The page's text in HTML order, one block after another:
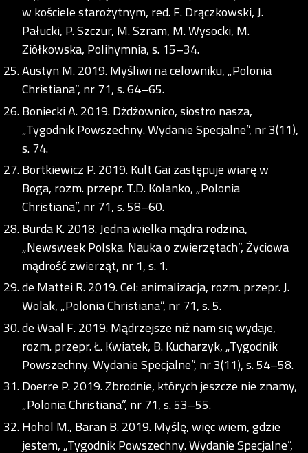
w kościele starożytnym, red. F. Drączkowski, J.
Pałucki, P. Szczur, M. Szram, M. Wysocki, M.
Ziółkowska, Polihymnia, s. 15–34.
Austyn M. 2019. Myśliwi na celowniku, „Polonia
Christiana”, nr 71, s. 64–65.
Boniecki A. 2019. Dżdżownico, siostro nasza,
„Tygodnik Powszechny. Wydanie Specjalne”, nr 3(11),
s. 74.
Bortkiewicz P. 2019. Kult Gai zastępuje wiarę w
Boga, rozm. przepr. T.D. Kolanko, „Polonia
Christiana”, nr 71, s. 58–60.
Burda K. 2018. Jedna wielka mądra rodzina,
„Newsweek Polska. Nauka o zwierzętach”, Życiowa
mądrość zwierząt, nr 1, s. 1.
de Mattei R. 2019. Cel: animalizacja, rozm. przepr. J.
Wolak, „Polonia Christiana”, nr 71, s. 5.
de Waal F. 2019. Mądrzejsze niż nam się wydaje,
rozm. przepr. Ł. Kwiatek, B. Kucharzyk, „Tygodnik
Powszechny. Wydanie Specjalne”, nr 3(11), s. 54–58.
Doerre P. 2019. Zbrodnie, których jeszcze nie znamy,
„Polonia Christiana”, nr 71, s. 53–55.
Hohol M., Baran B. 2019. Myślę, więc wiem, gdzie
jestem, „Tygodnik Powszechny. Wydanie Specjalne”,